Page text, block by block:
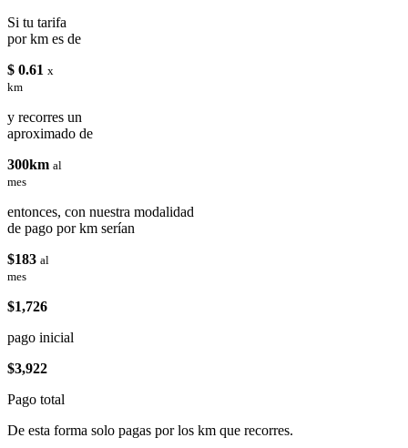
Si tu tarifa
por km es de
$ 0.61 x
km
y recorres un
aproximado de
300km al
mes
entonces, con nuestra modalidad
de pago por km serían
$183 al
mes
$1,726
pago inicial
$3,922
Pago total
De esta forma solo pagas por los km que recorres.